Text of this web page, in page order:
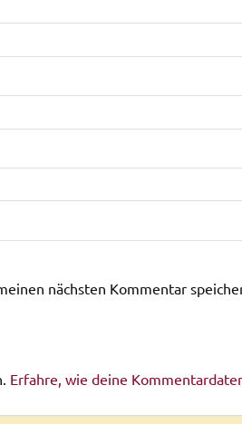
nächsten Kommentar
Erfahre, wie deine